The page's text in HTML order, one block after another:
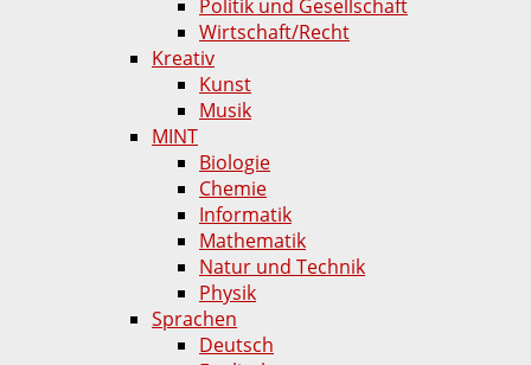
Politik und Gesellschaft
Wirtschaft/Recht
Kreativ
Kunst
Musik
MINT
Biologie
Chemie
Informatik
Mathematik
Natur und Technik
Physik
Sprachen
Deutsch